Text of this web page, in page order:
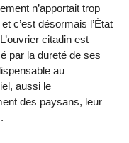
n’apportait trop
c’est désormais l’État
citadin est
par la dureté de ses
au
aussi le
des paysans, leur